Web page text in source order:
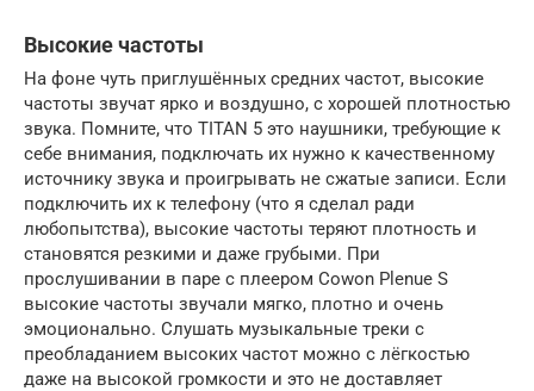
Высокие частоты
На фоне чуть приглушённых средних частот, высокие
частоты звучат ярко и воздушно, с хорошей плотностью
звука. Помните, что TITAN 5 это наушники, требующие к
себе внимания, подключать их нужно к качественному
источнику звука и проигрывать не сжатые записи. Если
подключить их к телефону (что я сделал ради
любопытства), высокие частоты теряют плотность и
становятся резкими и даже грубыми. При
прослушивании в паре с плеером Cowon Plenue S
высокие частоты звучали мягко, плотно и очень
эмоционально. Слушать музыкальные треки с
преобладанием высоких частот можно с лёгкостью
даже на высокой громкости и это не доставляет